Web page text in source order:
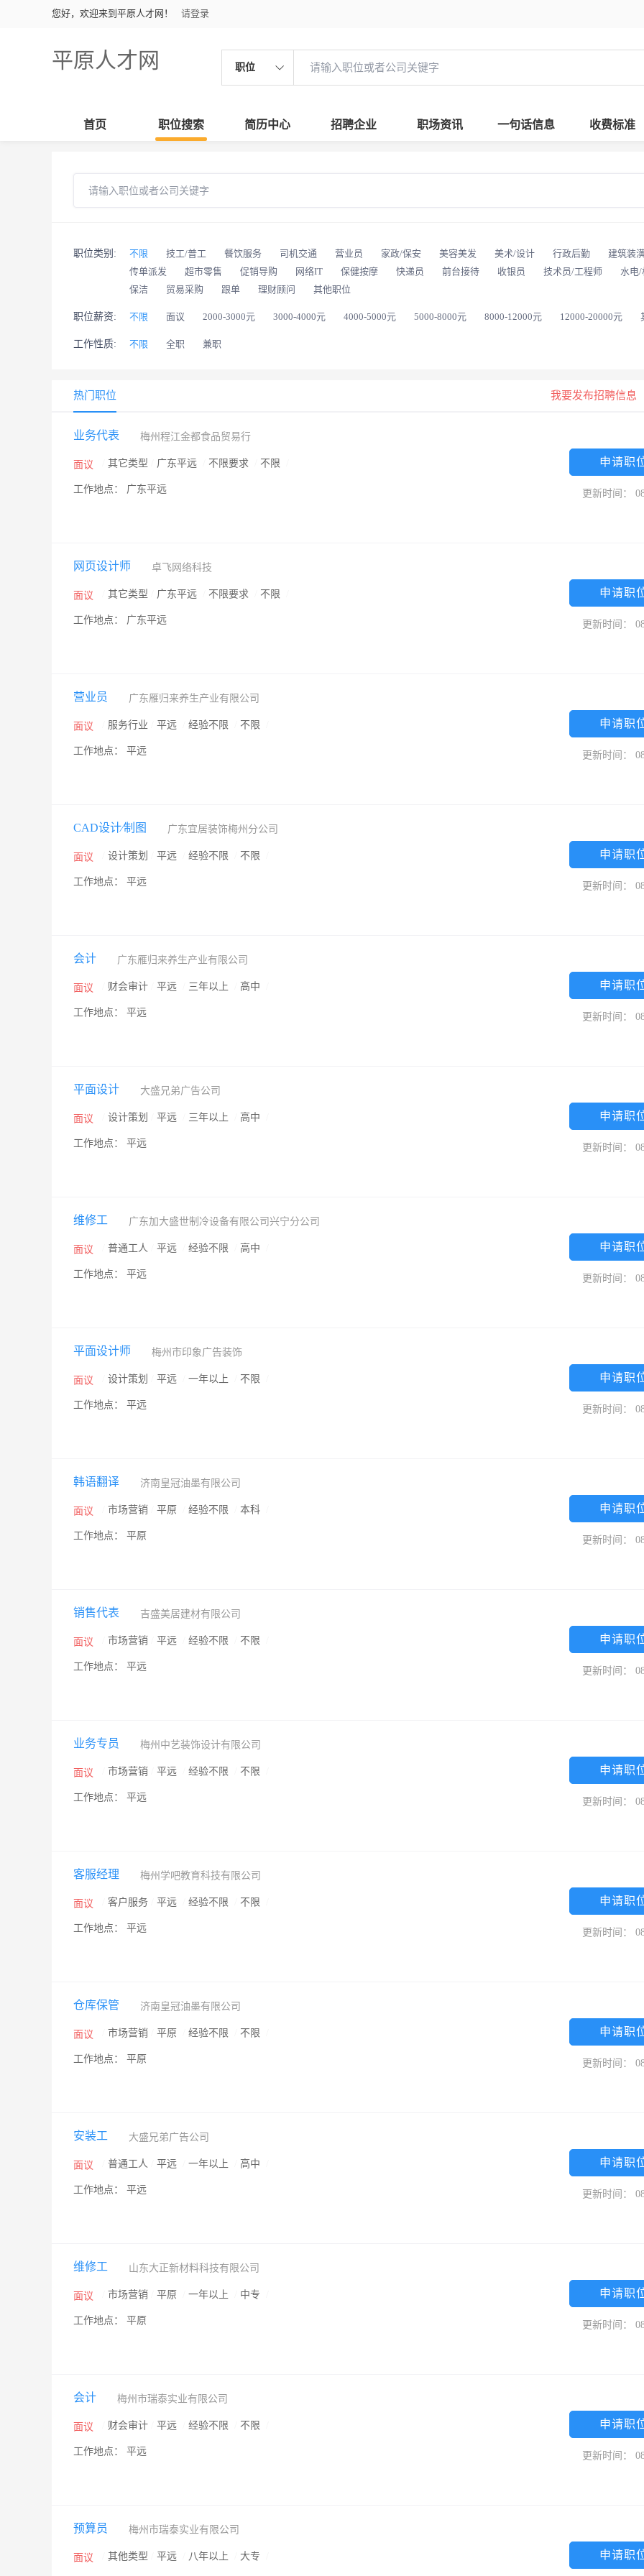
您好，欢迎来到平原人才网！ 请登录
平原人才网 职位
首页 职位搜索 简历中心 招聘企业 职场资讯 一句话信息 收费标准
职位类别: 不限 技工/普工 餐饮服务 司机交通 营业员 家政/保安 美容美发 美术/设计 行政后勤 建筑装
传单派发
超市零售 促销导购 网络IT 保健按摩 快递员 前台接待 收银员 技术员/工程师 水电/
保洁
贸易采购 跟单 理财顾问 其他职位
职位薪资: 不限 面议 2000-3000元 3000-4000元 4000-5000元 5000-8000元 8000-12000元 12000-20000元
工作性质: 不限 全职 兼职
热门职位 我要发布招聘信息
业务代表 梅州程江金都食品贸易行
面议 其它类型 广东平远 不限要求 不限
工作地点： 广东平远
申请职
更新时间：
网页设计师 卓飞网络科技
面议 其它类型 广东平远 不限要求 不限
工作地点： 广东平远
申请职
更新时间：
营业员 广东雁归来养生产业有限公司
面议 服务行业 平远 经验不限 不限
工作地点： 平远
申请职
更新时间：
CAD设计∕制图 广东宜居装饰梅州分公司
面议 设计策划 平远 经验不限 不限
工作地点： 平远
申请职
更新时间：
会计 广东雁归来养生产业有限公司
面议 财会审计 平远 三年以上 高中
工作地点： 平远
申请职
更新时间：
平面设计 大盛兄弟广告公司
面议 设计策划 平远 三年以上 高中
工作地点： 平远
申请职
更新时间：
维修工 广东加大盛世制冷设备有限公司兴宁分公司
面议 普通工人 平远 经验不限 高中
工作地点： 平远
申请职
更新时间：
平面设计师 梅州市印象广告装饰
面议 设计策划 平远 一年以上 不限
工作地点： 平远
申请职
更新时间：
韩语翻译 济南皇冠油墨有限公司
面议 市场营销 平原 经验不限 本科
工作地点： 平原
申请职
更新时间：
销售代表 吉盛美居建材有限公司
面议 市场营销 平远 经验不限 不限
工作地点： 平远
申请职
更新时间：
业务专员 梅州中艺装饰设计有限公司
面议 市场营销 平远 经验不限 不限
工作地点： 平远
申请职
更新时间：
客服经理 梅州学吧教育科技有限公司
面议 客户服务 平远 经验不限 不限
工作地点： 平远
申请职
更新时间：
仓库保管 济南皇冠油墨有限公司
面议 市场营销 平原 经验不限 不限
工作地点： 平原
申请职
更新时间：
安装工 大盛兄弟广告公司
面议 普通工人 平远 一年以上 高中
工作地点： 平远
申请职
更新时间：
维修工 山东大正新材料科技有限公司
面议 市场营销 平原 一年以上 中专
工作地点： 平原
申请职
更新时间：
会计 梅州市瑞泰实业有限公司
面议 财会审计 平远 经验不限 不限
工作地点： 平远
申请职
更新时间：
预算员 梅州市瑞泰实业有限公司
面议 其他类型 平远 八年以上 大专 申请职